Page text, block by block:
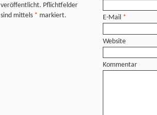
veröffentlicht. Pflichtfelder
sind mittels * markiert. E-Mail *
Website
Kommentar